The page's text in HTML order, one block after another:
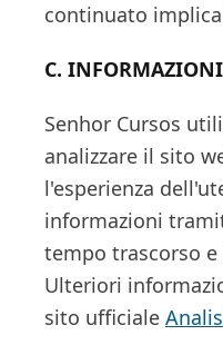
continuato
C.
Senhor Cursos
analizzare il sito
l'esperienza
informazioni
tempo trascorso
Ulteriori
sito ufficiale